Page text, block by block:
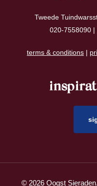
Tweede
020-7558090 |
terms & conditions |
© 2026 Oogst